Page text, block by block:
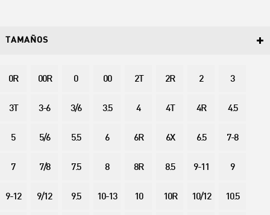
TAMAÑOS
0R 00R 0 00 2T 2R 2 3
3T 3-6 3/6 3.5 4 4T 4R 4.5
5 5/6 5.5 6 6R 6X 6.5 7-8
7 7/8 7.5 8 8R 8.5 9-11 9
9-12 9/12 9.5 10-13 10 10R 10/12 10.5